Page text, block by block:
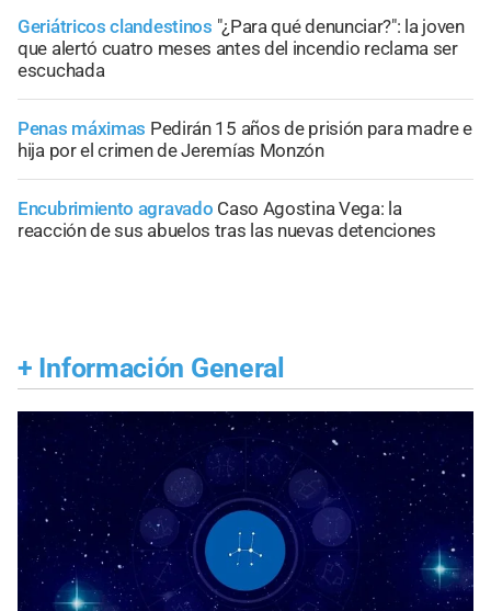
Geriátricos clandestinos "¿Para qué denunciar?": la joven
que alertó cuatro meses antes del incendio reclama ser
escuchada
Penas máximas Pedirán 15 años de prisión para madre e
hija por el crimen de Jeremías Monzón
Encubrimiento agravado Caso Agostina Vega: la
reacción de sus abuelos tras las nuevas detenciones
+ Información General